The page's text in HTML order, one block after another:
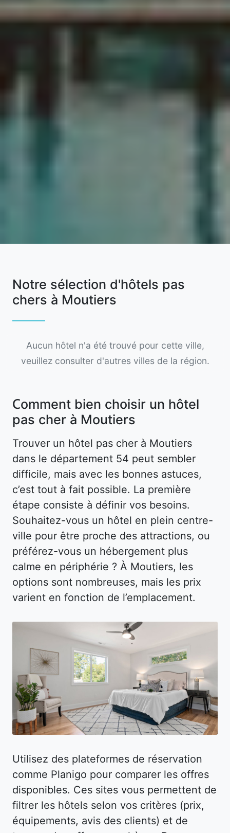
Notre sélection d'hôtels pas
chers à Moutiers
Aucun hôtel n'a été trouvé pour cette ville,
veuillez consulter d'autres villes de la région.
Comment bien choisir un hôtel
pas cher à Moutiers
Trouver un hôtel pas cher à Moutiers
dans le département 54 peut sembler
difficile, mais avec les bonnes astuces,
c’est tout à fait possible. La première
étape consiste à définir vos besoins.
Souhaitez-vous un hôtel en plein centre-
ville pour être proche des attractions, ou
préférez-vous un hébergement plus
calme en périphérie ? À Moutiers, les
options sont nombreuses, mais les prix
varient en fonction de l’emplacement.
Utilisez des plateformes de réservation
comme Planigo pour comparer les offres
disponibles. Ces sites vous permettent de
filtrer les hôtels selon vos critères (prix,
équipements, avis des clients) et de